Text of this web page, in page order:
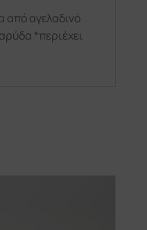
από αγελαδινό
*περιέχει